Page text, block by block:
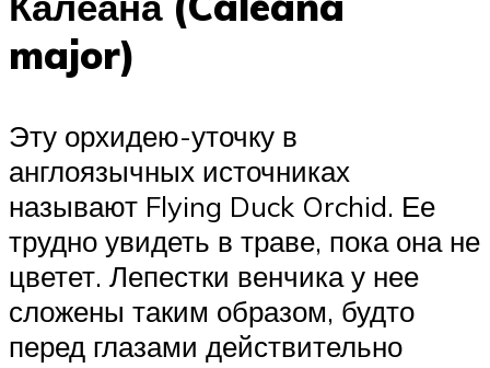
major)
Эту орхидею-уточку в
англоязычных источниках
называют Flying Duck Orchid. Ее
трудно увидеть в траве, пока она не
цветет. Лепестки венчика у нее
сложены таким образом, будто
перед глазами действительно